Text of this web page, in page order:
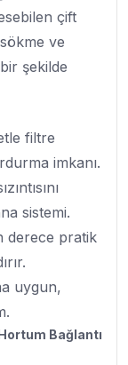
çift
ve
şekilde
filtre
imkanı.
sistemi.
derece pratik
uygun,
Bağlantı